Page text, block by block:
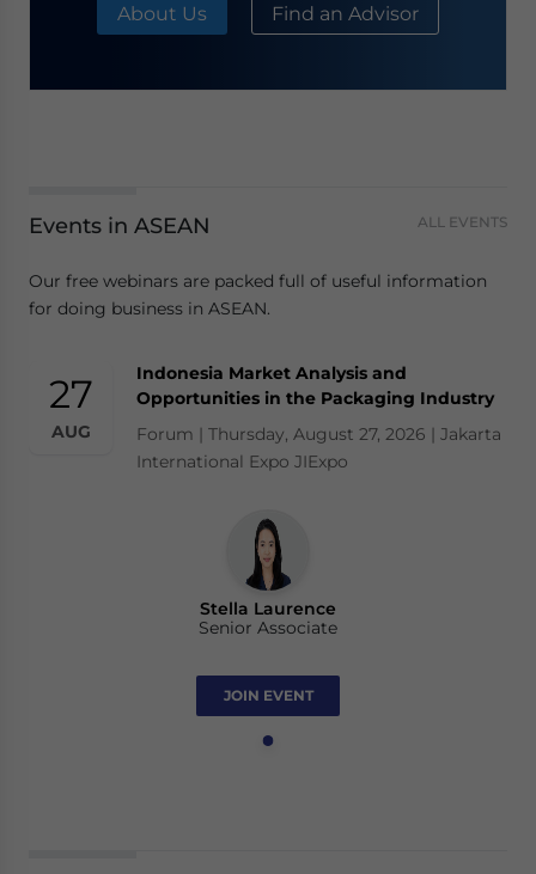
About Us Find an Advisor
Events in ASEAN ALL EVENTS
Our free webinars are packed full of useful information
for doing business in ASEAN.
27
AUG
Indonesia Market Analysis and
Opportunities in the Packaging Industry
Forum | Thursday, August 27, 2026 | Jakarta
International Expo JIExpo
Stella Laurence
Senior Associate
JOIN EVENT